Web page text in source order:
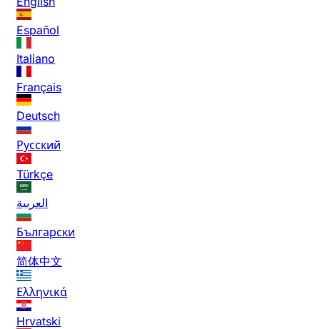
Español
Italiano
Français
Deutsch
Русский
Türkçe
العربية
Български
简体中文
Ελληνικά
Hrvatski